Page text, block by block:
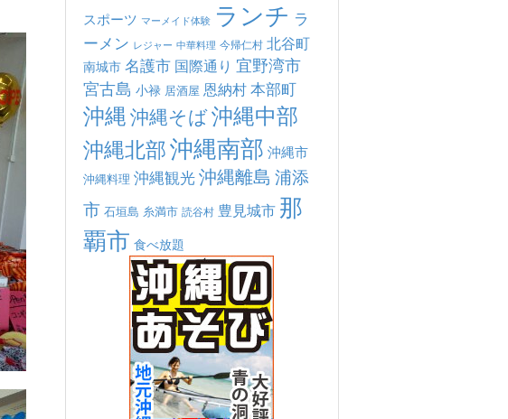
スポーツ マーメイド体験 ランチ ラ
ーメン レジャー 中華料理 今帰仁村 北谷町
南城市名護市 国際通り 宜野湾市
宮古島 小禄 居酒屋 恩納村本部町
沖縄沖縄そば沖縄中部
沖縄北部沖縄南部 沖縄市
沖縄料理 沖縄観光沖縄離島 浦添
市 石垣島 糸満市 読谷村 豊見城市 那
覇市 食べ放題